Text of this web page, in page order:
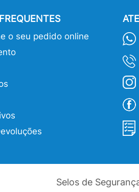
o seu pedido online
Selos de